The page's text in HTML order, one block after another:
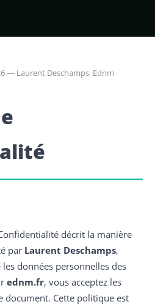
— Laurent Deschamps, Ednm
décrit la manière
par Laurent Deschamps,
données personnelles des
ednm.fr, vous acceptez les
document. Cette politique est